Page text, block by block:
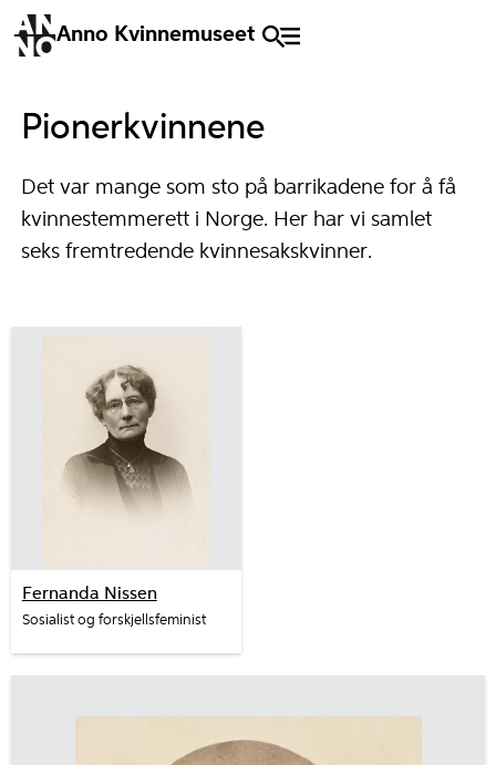
Anno Kvinnemuseet
Pionerkvinnene
Det var mange som sto på barrikadene for å få
kvinnestemmerett i Norge. Her har vi samlet
seks fremtredende kvinnesakskvinner.
Fernanda Nissen
Sosialist og forskjellsfeminist